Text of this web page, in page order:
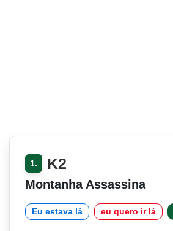
1. K2
Montanha Assassina
Eu estava lá eu quero ir lá